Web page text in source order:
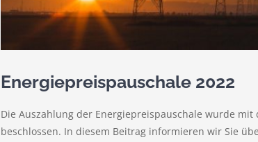
Energiepreispauschale 2022
Die Auszahlung der Energiepreispauschale wurde mit
beschlossen. In diesem Beitrag informieren wir Sie